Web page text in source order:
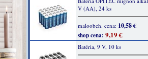
V (AA), 24 ks
maloobch. cena:10,58 €
shop cena: 9,19 €
Batéria, 9 V, 10 ks